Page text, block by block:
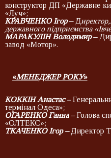
конструктор ДП «Державне
«Луч»;
КРАВЧЕНКО Ігор–Д
державного підприємства
МАРАКУЛІН Володимир –
завод «Мотор».
«МЕНЕДЖЕР РОКУ»
КОККІН Анастас –
термінал Одеса»;
ОГАРЕНКО Ганна–Голова
«ОЛТЕКС»;
ТКАЧЕНКО Ігор – Директор